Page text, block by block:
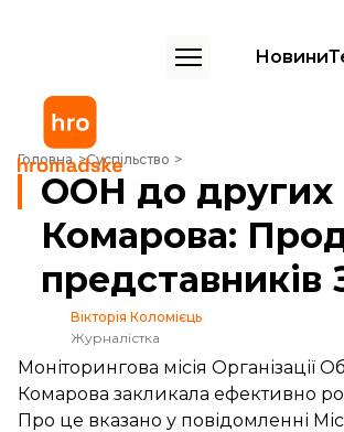
Новини
Головна Суспільство
ООН до других роковин смерті українського
ООН до других
Комарова:
представників
Вікторія Коломієць
Журналістка
Моніторингова місія
Комарова закликала ефективно
Про це вказано у повідомленні